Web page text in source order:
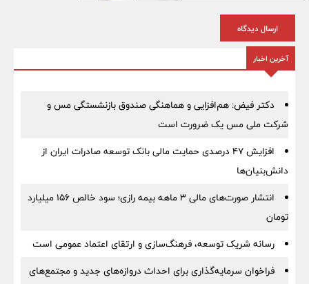
ارسال دیدگاه
آخرین اخبار
دکتر فیض: هم‌افزایی و هماهنگی صندوق بازنشستگی مس و
شرکت ملی مس یک ضرورت است
افزایش ۴۷ درصدی حمایت مالی بانک توسعه صادرات ایران از
دانش‌بنیان‌ها
انتشار صورت‌های مالی ۳ ماهه بیمه رازی؛ سود خالص ۱۵۶ میلیارد
تومان
رسانه شریک توسعه، فرهنگ‌سازی و ارتقای اعتماد عمومی است
فراخوان سرمایه‌گذاری برای احداث دروازه‌های جدید و مجتمع‌های